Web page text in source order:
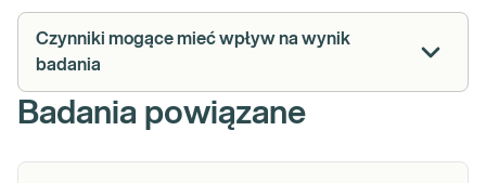
Czynniki mogące mieć wpływ na wynik
badania
Badania powiązane